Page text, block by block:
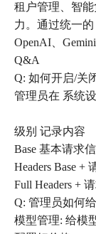
租户管理、智
力。通过统一的
OpenAI、
Q&A
Q: 如何开启/关
管理员在 系统
级别 记录内容
Base 基本请求
Headers Base +
Full Headers +
Q: 管理员如何
模型管理: 给模